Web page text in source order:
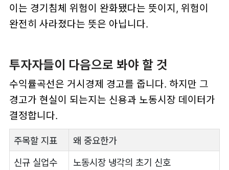
이는 경기침체 위험이 완화됐다는 뜻이지, 위험이
완전히 사라졌다는 뜻은 아닙니다.
투자자들이 다음으로 봐야 할 것
수익률곡선은 거시경제 경고를 줍니다. 하지만 그
경고가 현실이 되는지는 신용과 노동시장 데이터가
결정합니다.
주목할 지표 왜 중요한가
신규 실업수
노동시장 냉각의 초기 신호